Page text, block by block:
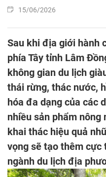
15/06/2026
Sau khi địa giới hành
phía Tây tỉnh Lâm
không gian du lịch
thái rừng, thác nước,
hóa đa dạng của các
nhiều sản phẩm
khai thác hiệu quả
vọng sẽ tạo thêm
ngành du lịch địa